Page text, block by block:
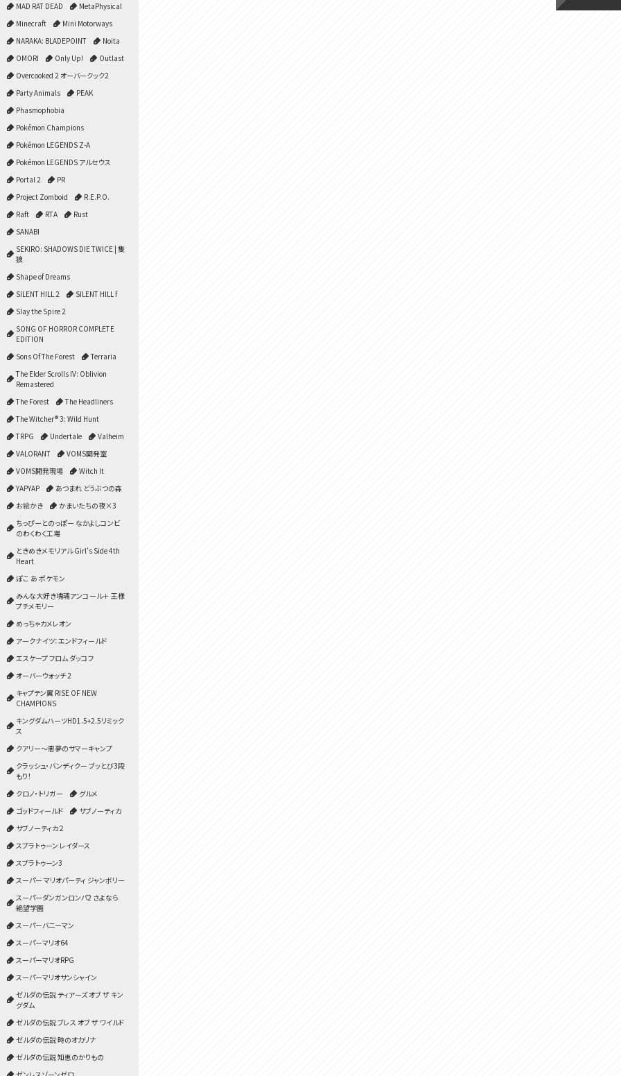
MAD RAT DEAD
MetaPhysical
Minecraft
Mini Motorways
NARAKA: BLADEPOINT
Noita
OMORI
Only Up!
Outlast
Overcooked 2 オーバークック2
Party Animals
PEAK
Phasmophobia
Pokémon Champions
Pokémon LEGENDS Z-A
Pokémon LEGENDS アルセウス
Portal 2
PR
Project Zomboid
R.E.P.O.
Raft
RTA
Rust
SANABI
SEKIRO: SHADOWS DIE TWICE | 隻
狼
Shape of Dreams
SILENT HILL 2
SILENT HILL f
Slay the Spire 2
SONG OF HORROR COMPLETE
EDITION
Sons Of The Forest
Terraria
The Elder Scrolls IV: Oblivion
Remastered
The Forest
The Headliners
The Witcher® 3: Wild Hunt
TRPG
Undertale
Valheim
VALORANT
VOMS開発室
VOMS開発現場
Witch It
YAPYAP
あつまれ どうぶつの森
お絵かき
かまいたちの夜×3
ちっぴーとのっぽー なかよしコンビ
のわくわく工場
ときめきメモリアル Girl's Side 4th
Heart
ぽこ あ ポケモン
みんな大好き塊魂アンコール＋ 王様
プチメモリー
めっちゃカメレオン
アークナイツ：エンドフィールド
エスケープ フロム ダッコフ
オーバーウォッチ 2
キャプテン翼 RISE OF NEW
CHAMPIONS
キングダムハーツHD1.5+2.5リミック
ス
クアリー～悪夢のサマーキャンプ
クラッシュ・バンディクー ブッとび3段
もり！
クロノ・トリガー
グルメ
ゴッドフィールド
サブノーティカ
サブノーティカ２
スプラトゥーン レイダース
スプラトゥーン3
スーパー マリオパーティ ジャンボリー
スーパーダンガンロンパ2 さよなら
絶望学園
スーパーバニーマン
スーパーマリオ64
スーパーマリオRPG
スーパーマリオサンシャイン
ゼルダの伝説 ティアーズ オブ ザ キン
グダム
ゼルダの伝説 ブレス オブ ザ ワイルド
ゼルダの伝説 時のオカリナ
ゼルダの伝説 知恵のかりもの